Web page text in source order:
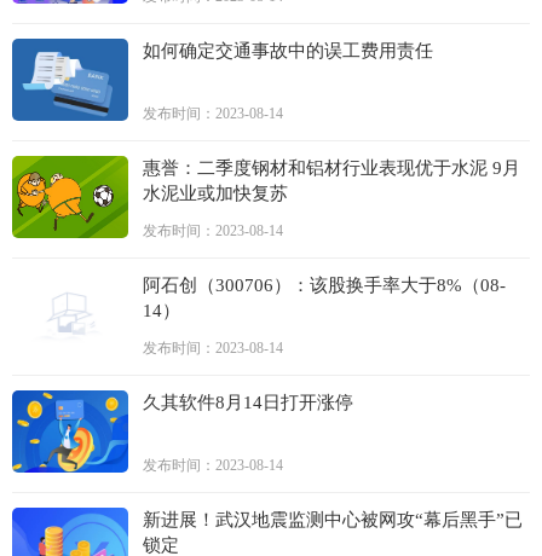
如何确定交通事故中的误工费用责任
发布时间：2023-08-14
惠誉：二季度钢材和铝材行业表现优于水泥 9月
水泥业或加快复苏
发布时间：2023-08-14
阿石创（300706）：该股换手率大于8%（08-
14）
发布时间：2023-08-14
久其软件8月14日打开涨停
发布时间：2023-08-14
新进展！武汉地震监测中心被网攻“幕后黑手”已
锁定